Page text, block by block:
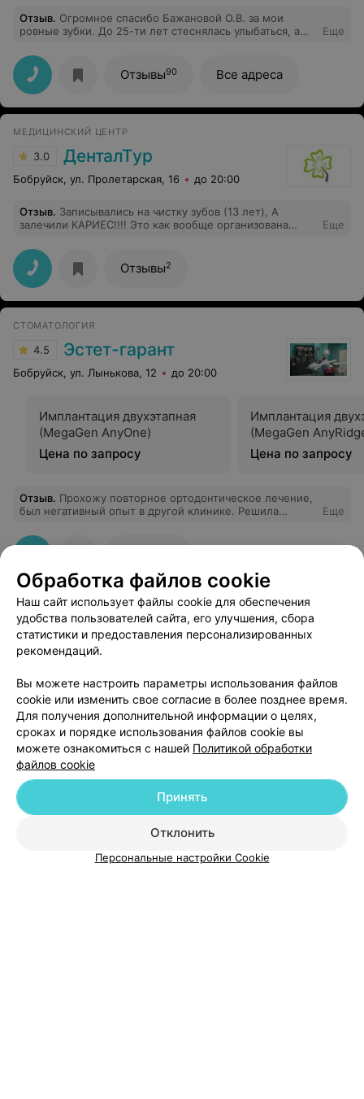
Отзыв. Огромное спасибо Бажановой О.В. за мои
ровные зубки. До 25-ти лет стеснялась улыбаться, а
таких докторов!!!
Еще
Отзывы90 Все адреса
МЕДИЦИНСКИЙ ЦЕНТР
3.0 ДенталТур
Бобруйск, ул. Пролетарская, 16 до 20:00
Отзыв. Записывались на чистку зубов (13 лет), А
залечили КАРИЕС!!!! Это как вообще организована
месяц. предварительно позвонили спросили придете
ли Вы на ЧИСТКУ ЗУБОВ? Приехали на следующий
день как и записались. Опоздали на 3 МИНУТЫ, уже
взяли другого пациента!! Прождали 20 минут!!! Дочка
пошла в кабинет без меня через минут 15 вышла
залечили зуб!!!! ЭТО КАК????? Как работает
регистратор??? и так далее???? а если там на самом
деле и не было кариеса????? ПРОСТО ИСПОРТИЛИ
РЕБЕНКУ ЗУБ!!!!!! Отвратительное место!!! И персонал
такой же!!! И содрали 140 рублей! НЕТ СЛОВ!!!
Еще
Отзывы2
СТОМАТОЛОГИЯ
4.5 Эстет-гарант
Бобруйск, ул. Лынькова, 12 до 20:00
Имплантация двухэтапная
(MegaGen AnyOne)
Цена по запросу
Имплантация
(MegaGen
Цена по запросу
Отзыв. Прохожу повторное ортодонтическое лечение,
был негативный опыт в другой клинике. Решила
Компетентный специалист, после посещения которого
высшем уровне!!! Рекомендую!!!
Еще
Добавить специалиста
О проекте Новости проекта
Размещение рекламы
Медицинский маркетинг
Публичный договор
Пользовательское соглашение
Способы оплаты
Обработка файлов cookie
Наш сайт использует файлы cookie для обеспечения
удобства пользователей сайта, его улучшения, сбора
статистики и предоставления персонализированных
рекомендаций.
Вы можете настроить параметры использования файлов
cookie или изменить свое согласие в более позднее время.
Для получения дополнительной информации о целях,
сроках и порядке использования файлов cookie вы
можете ознакомиться с нашей Политикой обработки
файлов cookie
Отклонить
Принять
Персональные настройки Cookie